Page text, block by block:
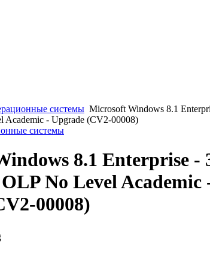
системы Microsoft Windows 8.1
Academic - Upgrade (CV2-00008)
системы
8.1 Enterprise -
No Level Academic
00008)